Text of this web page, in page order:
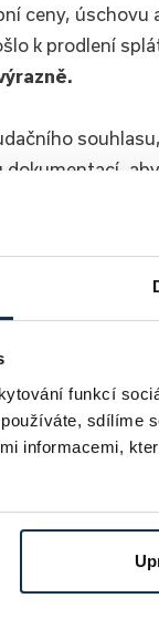
funkcí
sdílíme
informacemi,
ceny, úschovu
k prodlení
LTV.
správy,
online